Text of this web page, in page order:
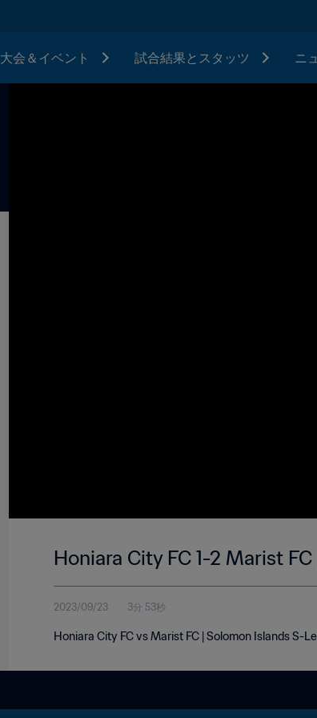
大会＆イベント 試合結果とスタッツ ニ
Honiara City FC 1-2 Marist
2023/09/23 3分 53秒
Honiara City FC vs Marist FC | Solomon Islands S-